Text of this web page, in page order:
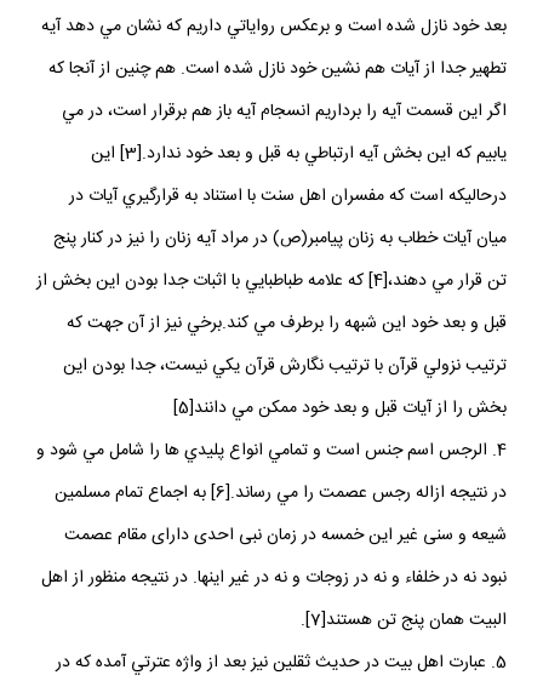
بعد خود نازل شده است و برعكس رواياتي داريم كه نشان مي دهد آيه
تطهير جدا از آيات هم نشين خود نازل شده است. هم چنين از آنجا كه
اگر اين قسمت آيه را برداريم انسجام آيه باز هم برقرار است، در مي
يابيم كه اين بخش آيه ارتباطي به قبل و بعد خود ندارد.[3] اين
درحاليكه است كه مفسران اهل سنت با استناد به قرارگيري آيات در
ميان آيات خطاب به زنان پيامبر(ص) در مراد آيه زنان را نيز در كنار پنج
تن قرار مي دهند،[4] كه علامه طباطبايي با اثبات جدا بودن اين بخش از
قبل و بعد خود اين شبهه را برطرف مي كند.برخي نيز از آن جهت كه
ترتيب نزولي قرآن با ترتيب نگارش قرآن يكي نيست، جدا بودن اين
بخش را از آيات قبل و بعد خود ممكن مي دانند[5]
4. الرجس اسم جنس است و تمامي انواع پليدي ها را شامل مي شود و
در نتيجه ازاله رجس عصمت را مي رساند.[6] به اجماع تمام مسلمين
شيعه و سنى غير اين خمسه در زمان نبى احدى داراى مقام عصمت
نبود نه در خلفاء و نه در زوجات و نه در غير اينها. در نتيجه منظور از اهل
البيت همان پنج تن هستند[7].
5. عبارت اهل بيت در حديث ثقلين نيز بعد از واژه عترتي آمده كه در